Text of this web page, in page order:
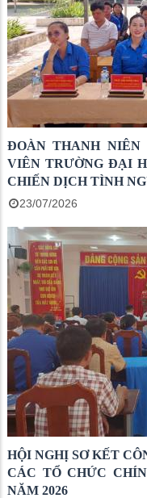
ĐOÀN THANH
VIÊN TRƯỜNG ĐẠI
CHIẾN DỊCH TÌNH
23/07/2026
HỘI NGHỊ SƠ KẾT
CÁC TỔ CHỨC
NĂM 2026